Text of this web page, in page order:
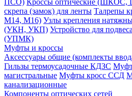
ПСО) Кроссы оптические
скрепа (замок) для ленты Талрепы
М14, М16) Узлы крепления
(УКН, УКП) Устройство для
(УПМК)
Муфты и кроссы
Аксессуары общие (комплекты
Гильзы термоусадочные КДЗС
магистральные Муфты кросс ССД
канализационные
Компоненты оптических сетей